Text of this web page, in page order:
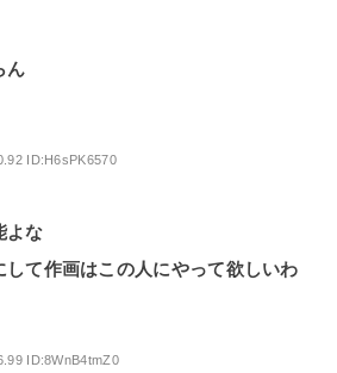
ん
ID:H6sPK6570
よな
して作画はこの人にやって欲しいわ
ID:8WnB4tmZ0